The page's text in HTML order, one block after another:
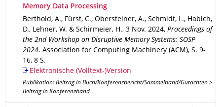
Memory Data Processing
Berthold, A., Fürst, C., Obersteiner, A., Schmidt, L., Habich,
D., Lehner, W. & Schirmeier, H., 3 Nov. 2024, Proceedings of
the 2nd Workshop on Disruptive Memory Systems: SOSP
2024. Association for Computing Machinery (ACM), S. 9-
16, 8 S.
Elektronische (Volltext-)Version
Publikation: Beitrag in Buch/Konferenzbericht/Sammelband/Gutachten >
Beitrag in Konferenzband